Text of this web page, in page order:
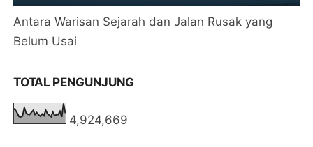
Antara Warisan Sejarah dan Jalan Rusak yang
Belum Usai
TOTAL PENGUNJUNG
4,924,669